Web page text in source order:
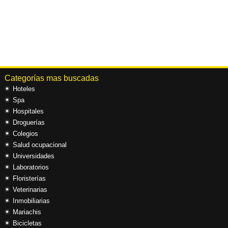
Categorías mas buscadas
Hoteles
Spa
Hospitales
Droguerías
Colegios
Salud ocupacional
Universidades
Laboratorios
Floristerías
Veterinarias
Inmobiliarias
Mariachis
Bicicletas